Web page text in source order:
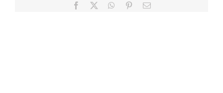
Facebook WhatsApp
PinterestCorreo